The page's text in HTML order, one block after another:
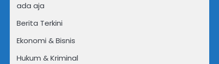
ada aja
Berita Terkini
Ekonomi & Bisnis
Hukum & Kriminal